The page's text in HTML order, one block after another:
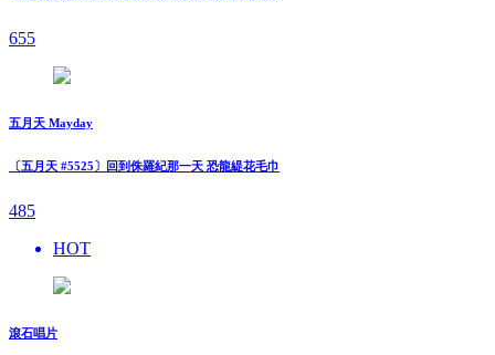
655
五月天 Mayday
〔五月天 #5525〕回到侏羅紀那一天 恐龍緹花毛巾
485
HOT
滾石唱片